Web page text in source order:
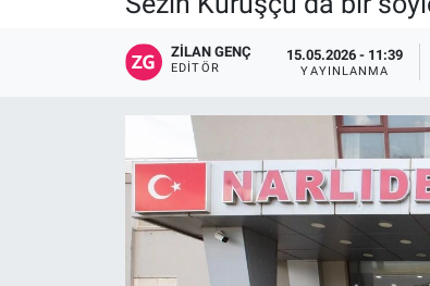
ZILAN GENÇ
EDITÖR
15.05.2026 - 11:39
YAYINLANMA